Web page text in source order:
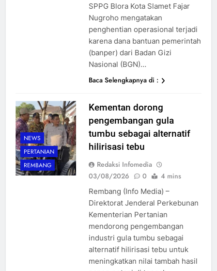
SPPG Blora Kota Slamet Fajar
Nugroho mengatakan
penghentian operasional terjadi
karena dana bantuan pemerintah
(banper) dari Badan Gizi
Nasional (BGN)…
Baca Selengkapnya di :
NEWS
PERTANIAN
REMBANG
Kementan dorong
pengembangan gula
tumbu sebagai alternatif
hilirisasi tebu
Redaksi Infomedia
03/08/2026
0 4 mins
Rembang (Info Media) –
Direktorat Jenderal Perkebunan
Kementerian Pertanian
mendorong pengembangan
industri gula tumbu sebagai
alternatif hilirisasi tebu untuk
meningkatkan nilai tambah hasil